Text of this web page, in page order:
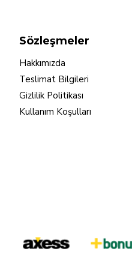
Sözleşmeler
Hakkımızda
Teslimat Bilgileri
Gizlilik Politikası
Kullanım Koşulları